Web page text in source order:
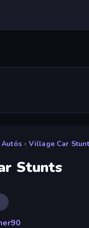
Autós » Village Car
Stunts